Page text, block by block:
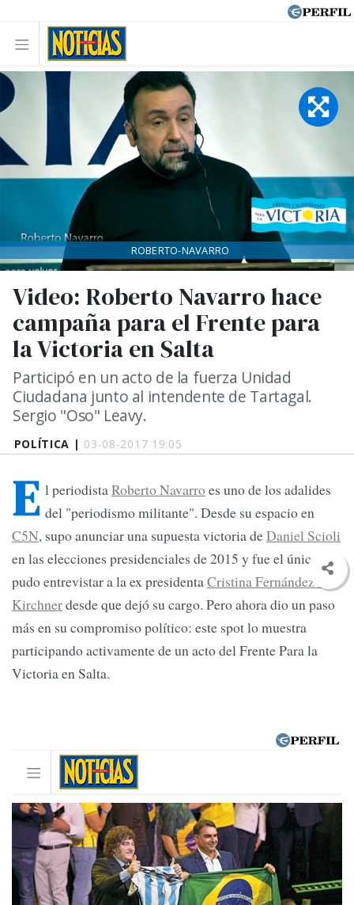
POLÍTICA | 03-08-2017 19:05
Video: Roberto Navarro hace
campaña para el Frente para
la Victoria en Salta
Participó en un acto de la fuerza Unidad
Ciudadana junto al intendente de Tartagal.
Sergio "Oso" Leavy.
ROBERTO-NAVARRO
E l periodistaRoberto Navarroes uno de los adalides
del "periodismo militante". Desde su espacio en
C5N, supo anunciar una supuesta victoria deDaniel Scioli
en las elecciones presidenciales de 2015 y fue el único que
pudo entrevistar a la ex presidentaCristina Fernández de
Kirchnerdesde que dejó su cargo. Pero ahora dio un paso
más en su compromiso político: este spot lo muestra
participando activamente de un acto del Frente Para la
Victoria en Salta.